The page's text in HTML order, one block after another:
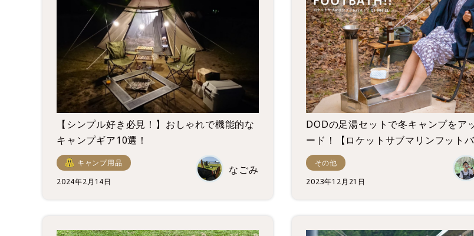
【シンプル好き必見！】おしゃれで機能的な
キャンプギア10選！
キャンプ用品
2024年2月14日
なごみ
DODの足湯セットで冬キャンプをア
ード！【ロケットサブマリンフットバ
その他
2023年12月21日